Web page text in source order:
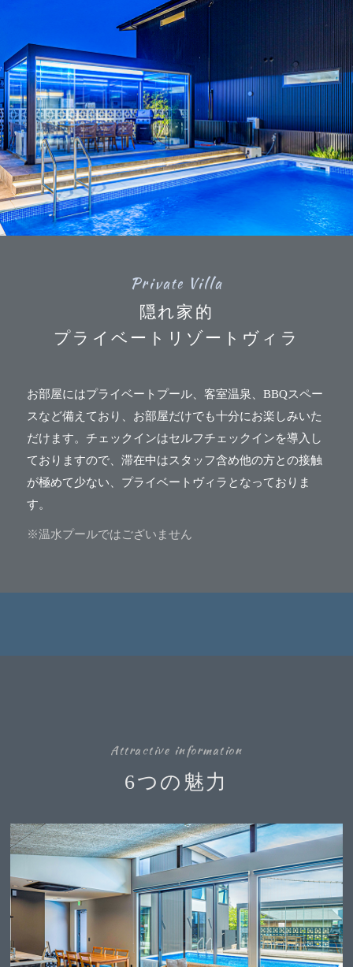
Private Villa
隠れ家的
プライベートリゾートヴィラ
お部屋にはプライベートプール、客室温泉、BBQスペー
スなど備えており、お部屋だけでも十分にお楽しみいた
だけます。チェックインはセルフチェックインを導入し
ておりますので、滞在中はスタッフ含め他の方との接触
が極めて少ない、プライベートヴィラとなっておりま
す。
※温水プールではございません
Attractive information
6つの魅力